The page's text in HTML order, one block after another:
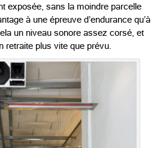
exposée, sans la moindre parcelle
à une épreuve d’endurance qu’à
un niveau sonore assez corsé, et
retraite plus vite que prévu.